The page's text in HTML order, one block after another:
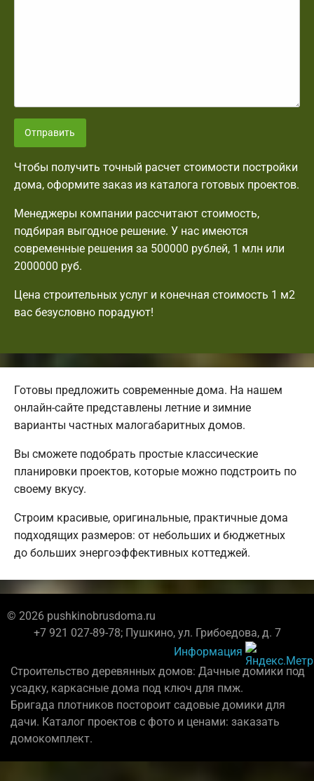
Отправить
Чтобы получить точный расчет стоимости постройки
дома, оформите заказ из каталога готовых проектов.
Менеджеры компании рассчитают стоимость,
подбирая выгодное решение. У нас имеются
современные решения за 500000 рублей, 1 млн или
2000000 руб.
Цена строительных услуг и конечная стоимость 1 м2
вас безусловно порадуют!
Готовы предложить современные дома. На нашем
онлайн-сайте представлены летние и зимние
варианты частных малогабаритных домов.
Вы сможете подобрать простые классические
планировки проектов, которые можно подстроить по
своему вкусу.
Строим красивые, оригинальные, практичные дома
подходящих размеров: от небольших и бюджетных
до больших энергоэффективных коттеджей.
© 2026 pushkinobrusdoma.ru
+7 921 027-89-78; Пушкино, ул. Грибоедова, д. 7
Информация
Строительство деревянных домов: Дачные домики под
усадку, каркасные дома под ключ для пмж.
Бригада плотников постороит садовые домики для
дачи. Каталог проектов с фото и ценами: заказать
домокомплект.